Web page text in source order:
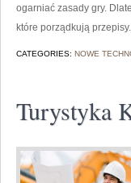
ogarniać zasady gry.
które porządkują
CATEGORIES: NOWE
Turystyka